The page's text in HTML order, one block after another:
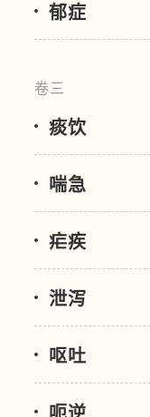
郁症
卷三
痰饮
喘急
疟疾
泄泻
呕吐
呃逆